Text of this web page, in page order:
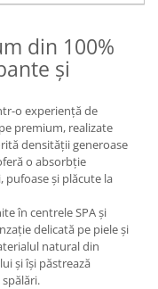
din 100%
și
o experiență de
premium, realizate
densității generoase
o absorbție
pufoase și plăcute la
în centrele SPA și
delicată pe piele și
natural din
și își păstrează